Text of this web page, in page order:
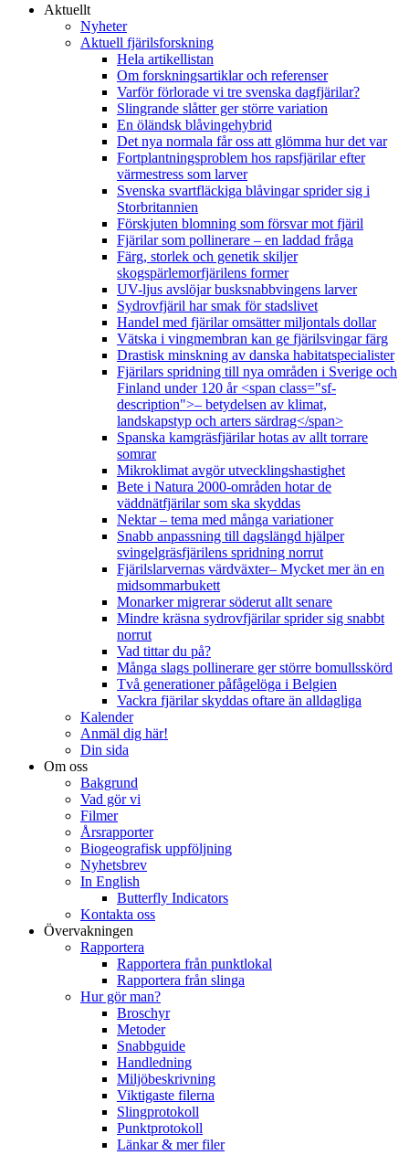
Aktuellt
Nyheter
Aktuell fjärilsforskning
Hela artikellistan
Om forskningsartiklar och referenser
Varför förlorade vi tre svenska dagfjärilar?
Slingrande slåtter ger större variation
En öländsk blåvingehybrid
Det nya normala får oss att glömma hur det var
Fortplantningsproblem hos rapsfjärilar efter
värmestress som larver
Svenska svartfläckiga blåvingar sprider sig i
Storbritannien
Förskjuten blomning som försvar mot fjäril
Fjärilar som pollinerare – en laddad fråga
Färg, storlek och genetik skiljer
skogspärlemorfjärilens former
UV-ljus avslöjar busksnabbvingens larver
Sydrovfjäril har smak för stadslivet
Handel med fjärilar omsätter miljontals dollar
Vätska i vingmembran kan ge fjärilsvingar färg
Drastisk minskning av danska habitatspecialister
Fjärilars spridning till nya områden i Sverige och
Finland under 120 år <span class="sf-
description">– betydelsen av klimat,
landskapstyp och arters särdrag</span>
Spanska kamgräsfjärilar hotas av allt torrare
somrar
Mikroklimat avgör utvecklingshastighet
Bete i Natura 2000-områden hotar de
väddnätfjärilar som ska skyddas
Nektar – tema med många variationer
Snabb anpassning till dagslängd hjälper
svingelgräsfjärilens spridning norrut
Fjärilslarvernas värdväxter– Mycket mer än en
midsommarbukett
Monarker migrerar söderut allt senare
Mindre kräsna sydrovfjärilar sprider sig snabbt
norrut
Vad tittar du på?
Många slags pollinerare ger större bomullsskörd
Två generationer påfågelöga i Belgien
Vackra fjärilar skyddas oftare än alldagliga
Kalender
Anmäl dig här!
Din sida
Om oss
Bakgrund
Vad gör vi
Filmer
Årsrapporter
Biogeografisk uppföljning
Nyhetsbrev
In English
Butterfly Indicators
Kontakta oss
Övervakningen
Rapportera
Rapportera från punktlokal
Rapportera från slinga
Hur gör man?
Broschyr
Metoder
Snabbguide
Handledning
Miljöbeskrivning
Viktigaste filerna
Slingprotokoll
Punktprotokoll
Länkar & mer filer